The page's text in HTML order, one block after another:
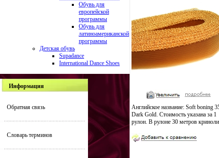
Обувь для
европейской
программы
Обувь для
латиноамериканской
программы
Детская обувь
Supadance
International Dance Shoes
Информация
Обратная связь
Словарь терминов
Английское название: Soft boning
Dark Gold. Стоимость указана за 1
рулон. В рулоне 30 метров